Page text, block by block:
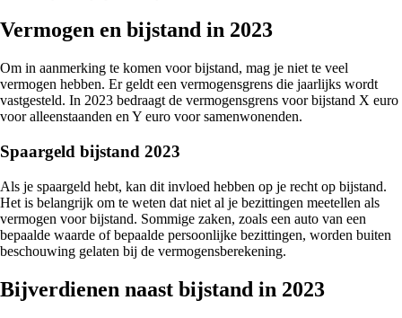
Vermogen en bijstand in 2023
Om in aanmerking te komen voor bijstand, mag je niet te veel
vermogen hebben. Er geldt een vermogensgrens die jaarlijks wordt
vastgesteld. In 2023 bedraagt de vermogensgrens voor bijstand X euro
voor alleenstaanden en Y euro voor samenwonenden.
Spaargeld bijstand 2023
Als je spaargeld hebt, kan dit invloed hebben op je recht op bijstand.
Het is belangrijk om te weten dat niet al je bezittingen meetellen als
vermogen voor bijstand. Sommige zaken, zoals een auto van een
bepaalde waarde of bepaalde persoonlijke bezittingen, worden buiten
beschouwing gelaten bij de vermogensberekening.
Bijverdienen naast bijstand in 2023